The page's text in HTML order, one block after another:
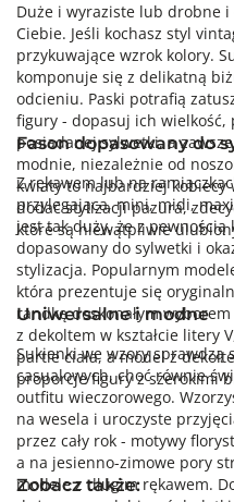
Duże i wyraziste lub drobne
Ciebie. Jeśli kochasz styl
przykuwające wzrok kolory.
komponuje się z delikatną
odcieniu. Paski potrafią
figury - dopasuj ich wielkość,
posiadanej sylwetki, a
modnie, niezależnie od
kwiaty to najbardziej kobiecy
dodać stylizacji pazura,
które są niewątpliwie
Fason dopasowany do
Z rękawem lub na
przylegająca, mini, midi,
jest tak duży, że z
dopasowany do sylwetki i
stylizacja. Popularnym
która prezentuje się
randkę doskonałym
z dekoltem w kształcie litery
partie ciała, a model z
proporcje figury z szerokimi
Uniwersalne i modne
Sukienki we wzory sprawdzą
casualowych, choć równie
outfitu wieczorowego.
na wesela i uroczyste
przez cały rok - motywy
a na jesienno-zimowe pory
modele z długim rękawem.
Zobacz także: